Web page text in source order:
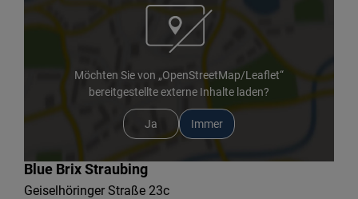
Möchten Sie von „OpenStreetMap/Leaflet“
bereitgestellte externe Inhalte laden?
Ja Immer
Blue Brix Straubing
Geiselhöringer Straße 23c